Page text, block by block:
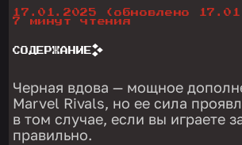
17.01.2025
(обновлено
7 минут чтения
СОДЕРЖАНИЕ
Черная вдова — мощное
Marvel Rivals, но ее сила
в том случае, если вы играете
правильно.